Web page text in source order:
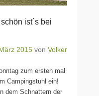
ist´s bei
2015 von Volker
zum ersten mal
Campingstuhl ein!
dem Schnattern der